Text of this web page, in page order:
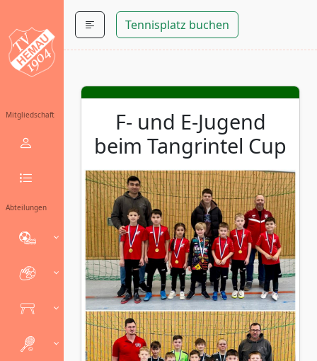
Mitgliedschaft
Abteilungen
Tennisplatz buchen
F- und E-Jugend
beim Tangrintel Cup